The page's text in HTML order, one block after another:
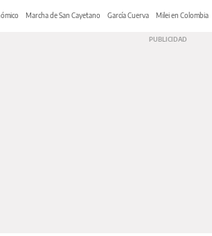
Marcha de San Cayetano García Cuerva Milei en Colombia